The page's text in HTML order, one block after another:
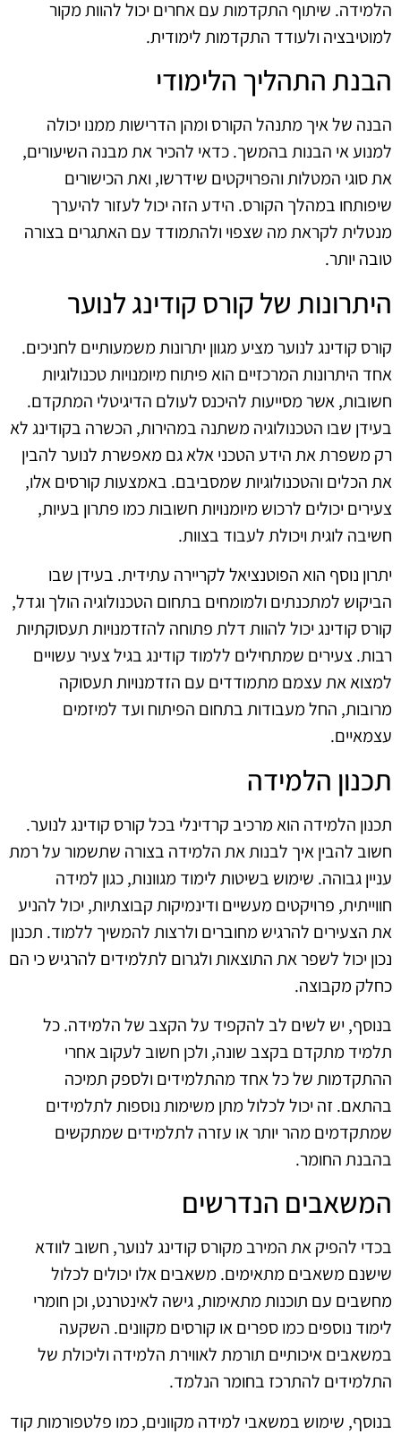
הלמידה. שיתוף התקדמות עם אחרים יכול להוות מקור
למוטיבציה ולעודד התקדמות לימודית.
הבנת התהליך הלימודי
הבנה של איך מתנהל הקורס ומהן הדרישות ממנו יכולה
למנוע אי הבנות בהמשך. כדאי להכיר את מבנה השיעורים,
את סוגי המטלות והפרויקטים שידרשו, ואת הכישורים
שיפותחו במהלך הקורס. הידע הזה יכול לעזור להיערך
מנטלית לקראת מה שצפוי ולהתמודד עם האתגרים בצורה
טובה יותר.
היתרונות של קורס קודינג לנוער
קורס קודינג לנוער מציע מגוון יתרונות משמעותיים לחניכים.
אחד היתרונות המרכזיים הוא פיתוח מיומנויות טכנולוגיות
חשובות, אשר מסייעות להיכנס לעולם הדיגיטלי המתקדם.
בעידן שבו הטכנולוגיה משתנה במהירות, הכשרה בקודינג לא
רק משפרת את הידע הטכני אלא גם מאפשרת לנוער להבין
את הכלים והטכנולוגיות שמסביבם. באמצעות קורסים אלו,
צעירים יכולים לרכוש מיומנויות חשובות כמו פתרון בעיות,
חשיבה לוגית ויכולת לעבוד בצוות.
יתרון נוסף הוא הפוטנציאל לקריירה עתידית. בעידן שבו
הביקוש למתכנתים ולמומחים בתחום הטכנולוגיה הולך וגדל,
קורס קודינג יכול להוות דלת פתוחה להזדמנויות תעסוקתיות
רבות. צעירים שמתחילים ללמוד קודינג בגיל צעיר עשויים
למצוא את עצמם מתמודדים עם הזדמנויות תעסוקה
מרובות, החל מעבודות בתחום הפיתוח ועד למיזמים
עצמאיים.
תכנון הלמידה
תכנון הלמידה הוא מרכיב קרדינלי בכל קורס קודינג לנוער.
חשוב להבין איך לבנות את הלמידה בצורה שתשמור על רמת
עניין גבוהה. שימוש בשיטות לימוד מגוונות, כגון למידה
חווייתית, פרויקטים מעשיים ודינמיקות קבוצתיות, יכול להניע
את הצעירים להרגיש מחוברים ולרצות להמשיך ללמוד. תכנון
נכון יכול לשפר את התוצאות ולגרום לתלמידים להרגיש כי הם
כחלק מקבוצה.
בנוסף, יש לשים לב להקפיד על הקצב של הלמידה. כל
תלמיד מתקדם בקצב שונה, ולכן חשוב לעקוב אחרי
ההתקדמות של כל אחד מהתלמידים ולספק תמיכה
בהתאם. זה יכול לכלול מתן משימות נוספות לתלמידים
שמתקדמים מהר יותר או עזרה לתלמידים שמתקשים
בהבנת החומר.
המשאבים הנדרשים
בכדי להפיק את המירב מקורס קודינג לנוער, חשוב לוודא
שישנם משאבים מתאימים. משאבים אלו יכולים לכלול
מחשבים עם תוכנות מתאימות, גישה לאינטרנט, וכן חומרי
לימוד נוספים כמו ספרים או קורסים מקוונים. השקעה
במשאבים איכותיים תורמת לאווירת הלמידה וליכולת של
התלמידים להתרכז בחומר הנלמד.
בנוסף, שימוש במשאבי למידה מקוונים, כמו פלטפורמות קוד